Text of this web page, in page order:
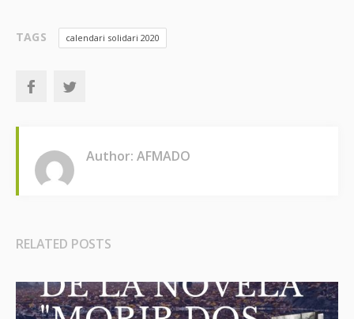
TAGS calendari solidari 2020
Author: AFMADO
RELATED POSTS